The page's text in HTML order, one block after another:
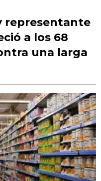
representante
a los 68
una larga